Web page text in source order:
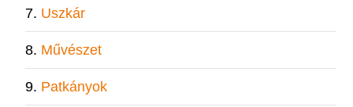
Uszkár
Művészet
Patkányok